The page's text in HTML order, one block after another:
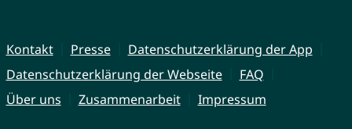
Kontakt Presse
Datenschutzerklärung der App
Datenschutzerklärung der Webseite
FAQ
Über uns
Zusammenarbeit Impressum